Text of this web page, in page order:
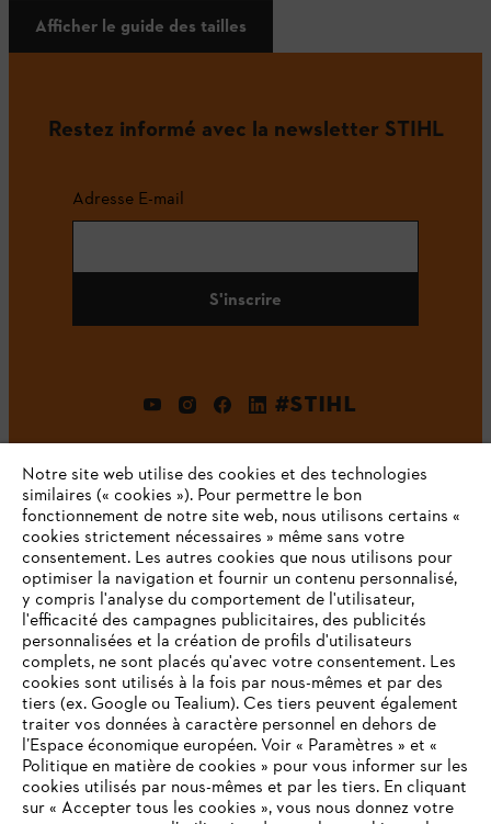
Afficher le guide des tailles
Restez informé avec la newsletter STIHL
Adresse E-mail
S'inscrire
#STIHL
L'Entreprise
STIHL FAQ
Contact
Notre site web utilise des cookies et des technologies
similaires (« cookies »). Pour permettre le bon
fonctionnement de notre site web, nous utilisons certains «
cookies strictement nécessaires » même sans votre
consentement. Les autres cookies que nous utilisons pour
optimiser la navigation et fournir un contenu personnalisé,
y compris l'analyse du comportement de l'utilisateur,
l'efficacité des campagnes publicitaires, des publicités
personnalisées et la création de profils d'utilisateurs
complets, ne sont placés qu'avec votre consentement. Les
cookies sont utilisés à la fois par nous-mêmes et par des
tiers (ex. Google ou Tealium). Ces tiers peuvent également
traiter vos données à caractère personnel en dehors de
l’Espace économique européen. Voir « Paramètres » et «
Politique en matière de cookies » pour vous informer sur les
cookies utilisés par nous-mêmes et par les tiers. En cliquant
sur « Accepter tous les cookies », vous nous donnez votre